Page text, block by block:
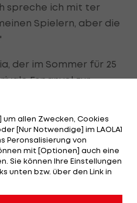
spreche ich mit ter
Spielern, aber die
der im Sommer für 25
Espanyol zur
die Nummer eins.
der Druck, will er
Eine Trennung
Stars kickten
um allen Zwecken, Cookies
[Nur Notwendige] im LAOLA1
Peronsalisierung von
mit [Optionen] auch eine
Sie können Ihre Einstellungen
unten bzw. über den Link in